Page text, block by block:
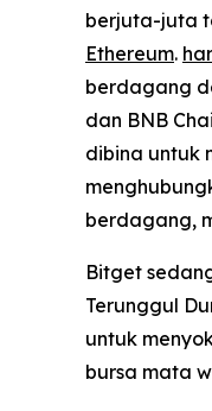
berjuta-juta
Ethereum.
berdagang
dan BNB
dibina untuk
berdagang,
Bitget
Terunggul
untuk
bursa mata